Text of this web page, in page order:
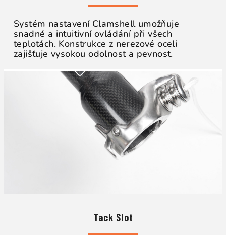
Systém nastavení Clamshell umožňuje
snadné a intuitivní ovládání při všech
teplotách. Konstrukce z nerezové oceli
zajišťuje vysokou odolnost a pevnost.
Tack Slot